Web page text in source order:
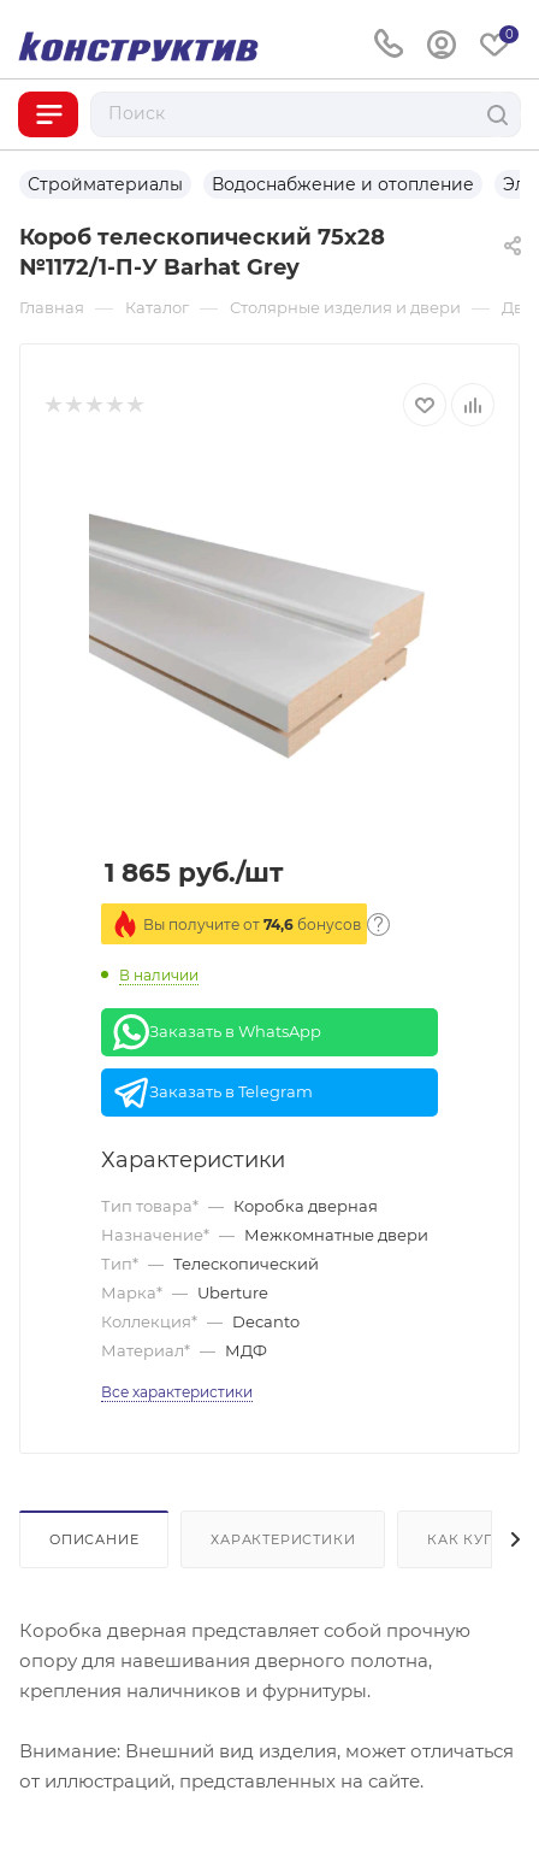
0
Стройматериалы Водоснабжение и отопление
Короб телескопический 75х28
№1172/1-П-У Barhat Grey
Главная — Каталог — Столярные изделия и двери —
1 865 руб./шт
Вы получите от 74,6 бонусов
В наличии
Заказать в WhatsApp
Заказать в Telegram
Характеристики
Тип товара* — Коробка дверная
Назначение* — Межкомнатные двери
Тип* — Телескопический
Марка* — Uberture
Коллекция* — Decanto
Материал* — МДФ
Все характеристики
ОПИСАНИЕ ХАРАКТЕРИСТИКИ КАК КУПИТЬ
Коробка дверная представляет собой прочную
опору для навешивания дверного полотна,
крепления наличников и фурнитуры.
Внимание: Внешний вид изделия, может отличаться
от иллюстраций, представленных на сайте.